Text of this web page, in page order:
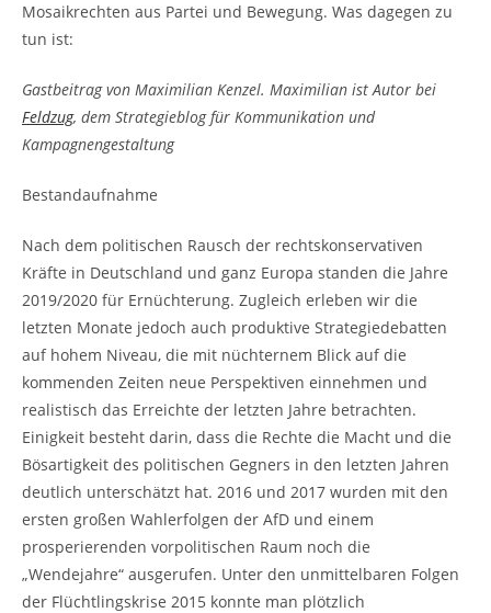
Mosaikrechten aus Partei und Bewegung. Was dagegen zu
tun ist:
Gastbeitrag von Maximilian Kenzel. Maximilian ist Autor bei
Feldzug, dem Strategieblog für Kommunikation und
Kampagnengestaltung
Bestandaufnahme
Nach dem politischen Rausch der rechtskonservativen
Kräfte in Deutschland und ganz Europa standen die Jahre
2019/2020 für Ernüchterung. Zugleich erleben wir die
letzten Monate jedoch auch produktive Strategiedebatten
auf hohem Niveau, die mit nüchternem Blick auf die
kommenden Zeiten neue Perspektiven einnehmen und
realistisch das Erreichte der letzten Jahre betrachten.
Einigkeit besteht darin, dass die Rechte die Macht und die
Bösartigkeit des politischen Gegners in den letzten Jahren
deutlich unterschätzt hat. 2016 und 2017 wurden mit den
ersten großen Wahlerfolgen der AfD und einem
prosperierenden vorpolitischen Raum noch die
„Wendejahre“ ausgerufen. Unter den unmittelbaren Folgen
der Flüchtlingskrise 2015 konnte man plötzlich